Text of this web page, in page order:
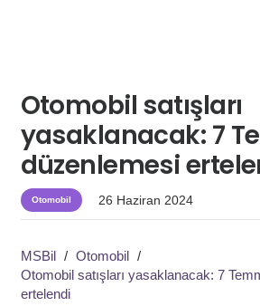
Otomobil satışları
yasaklanacak: 7
düzenlemesi
Otomobil 26 Haziran 2024
MSBil / Otomobil /
Otomobil satışları yasaklanacak: 7
ertelendi